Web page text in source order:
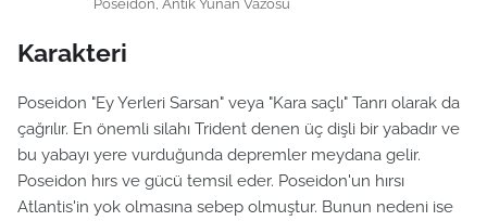
Poseidon, Antik Yunan Vazosu
Karakteri
Poseidon "Ey Yerleri Sarsan" veya "Kara saçlı" Tanrı olarak da
çağrılır. En önemli silahı Trident denen üç dişli bir yabadır ve
bu yabayı yere vurduğunda depremler meydana gelir.
Poseidon hırs ve gücü temsil eder. Poseidon'un hırsı
Atlantis'in yok olmasına sebep olmuştur. Bunun nedeni ise